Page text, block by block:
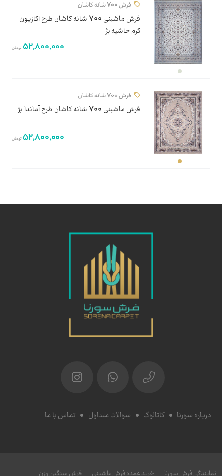
فرش 700 شانه کاشان
فرش ماشینی 700 شانه کاشان طرح اکازیون
کرم حاشیه بژ
52,800,000تومان
فرش 700 شانه کاشان
فرش ماشینی 700 شانه کاشان طرح آماندا بژ
52,800,000تومان
درباره سورنا کاتالوگ سوالات متداول تماس با ما
نمایندگی فرش سورنا خرید عمده فرش ماشینی فرش سنگین وزن